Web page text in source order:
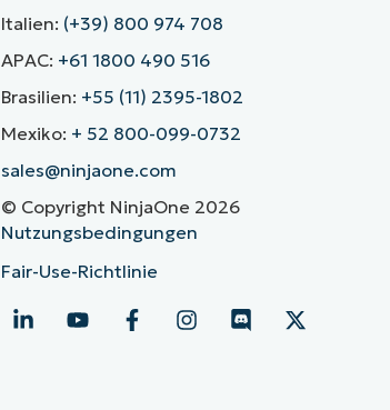
Italien: (+39) 800 974 708
APAC: +61 1800 490 516
Brasilien: +55 (11) 2395-1802
Mexiko: + 52 800-099-0732
sales@ninjaone.com
© Copyright NinjaOne 2026
Nutzungsbedingungen
Fair-Use-Richtlinie